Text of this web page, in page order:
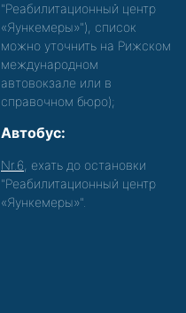
"Реабилитационный центр
«Яункемеры»"), список
можно уточнить на Рижском
международном
автовокзале или в
справочном бюро);
Автобус:
Nr.6 , ехать до остановки
"Реабилитационный центр
«Яункемеры»".